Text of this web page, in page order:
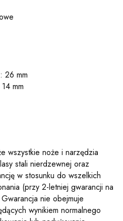
26 mm
mm
wszystkie noże i narzędzia
stali nierdzewnej oraz
w stosunku do wszelkich
(przy 2-letniej gwarancji na
nie obejmuje
wynikiem normalnego